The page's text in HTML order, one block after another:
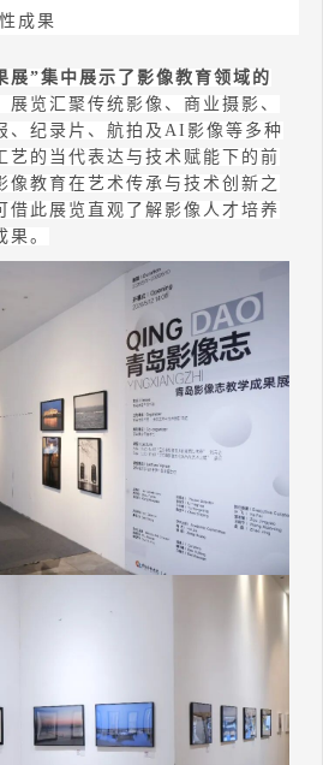
成果
展”集中展示了影像教育领域的
展览汇聚传统影像、商业摄影、
、纪录片、航拍及 AI 影像等多种
艺的当代表达与技术赋能下的前
像教育在艺术传承与技术创新之
借此展览直观了解影像人才培养
果。